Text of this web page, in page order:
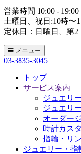
営業時間 10:00 - 19:00
土曜日、祝日:10時〜
定休日：日曜日、第2
メニュー
03-3835-3045
トップ
サービス案内
ジュエリ
ジュエリ
オーダー
時計カス
指輪・リ
ジュエリー・指